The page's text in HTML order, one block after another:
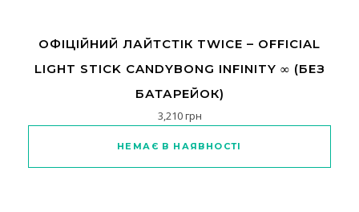
ОФІЦІЙНИЙ ЛАЙТСТІК TWICE – OFFICIAL
LIGHT STICK CANDYBONG INFINITY ∞ (БЕЗ
БАТАРЕЙОК)
3,210грн
НЕМАЄ В НАЯВНОСТІ